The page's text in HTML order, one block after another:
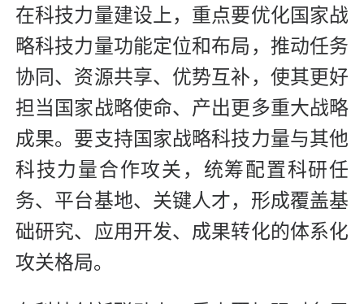
在科技力量建设上，重点要优化国家战
略科技力量功能定位和布局，推动任务
协同、资源共享、优势互补，使其更好
担当国家战略使命、产出更多重大战略
成果。要支持国家战略科技力量与其他
科技力量合作攻关，统筹配置科研任
务、平台基地、关键人才，形成覆盖基
础研究、应用开发、成果转化的体系化
攻关格局。